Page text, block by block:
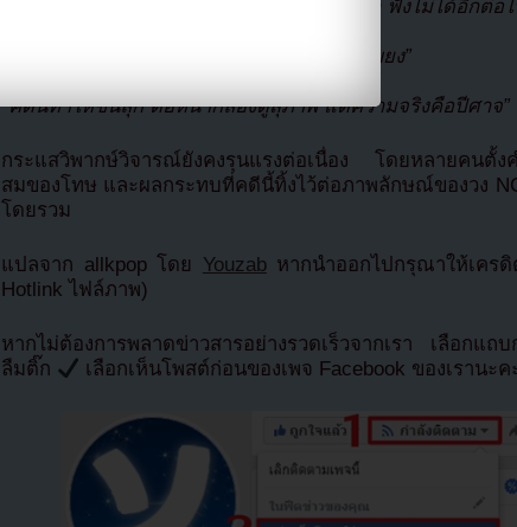
“ฉันต้องเลิกตามวงที่ตามมา 9 ปี เพลงที่เคยรัก ฟังไม่ได้อีกต่อไ
“3 ปีครึ่งเนี่ยนะ? กฎหมายประเทศนี้น่าขยะแขยง”
“คดีนี้ทำให้ขนลุก ต่อหน้ากล้องดูสุภาพ แต่ความจริงคือปีศาจ”
กระแสวิพากษ์วิจารณ์ยังคงรุนแรงต่อเนื่อง โดยหลายคนตั้งค
สมของโทษ และผลกระทบที่คดีนี้ทิ้งไว้ต่อภาพลักษณ์ของวง
โดยรวม
แปลจาก allkpop โดย Youzabหากนำออกไปกรุณาให้เคร
Hotlink ไฟล์ภาพ)
หากไม่ต้องการพลาดข่าวสารอย่างรวดเร็วจากเรา เลือกแ
ลืมติ๊ก
เลือกเห็นโพสต์ก่อนของเพจ Facebook ของเรานะค